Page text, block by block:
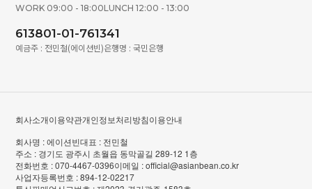
WORK 09:00 - 18:00LUNCH 12:00 - 13:00
613801-01-761341
예금주 : 전민철(에이션빈)은행명 : 국민은행
회사소개이용약관개인정보처리방침이용안내
회사명 : 에이션빈대표 : 전민철
주소 : 경기도 광주시 초월읍 동막골길 289-12 1층
전화번호 : 070-4467-0396이메일 : official@asianbean.co.kr
사업자등록번호 : 894-12-02217